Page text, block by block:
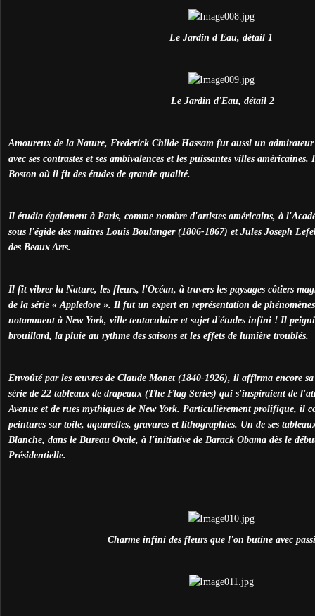
Le Jardin d'Eau, détail 1
Le Jardin d'Eau, détail 2
Amoureux de la Nature, Frederick Childe Hassam fut aussi un
avec ses contrastes et ses ambivalences et les puissantes villes
Boston où il fit des études de grande qualité.
Il étudia également à Paris, comme nombre d'artistes américains, à
sous l'égide des maîtres Louis Boulanger (1806-1867) et Jules Joseph
des Beaux Arts.
Il fit vibrer la Nature, les fleurs, l'Océan, à travers les paysages côtiers
de la série « Appledore ». Il fut un expert en représentation de
notamment à New York, ville tentaculaire et sujet d'études infini ! Il
brouillard, la pluie au rythme des saisons et les effets de lumière troublés.
Envoûté par les œuvres de Claude Monet (1840-1926), il affirma encore
série de 22 tableaux de drapeaux (The Flag Series) qui s'inspiraient de
Avenue et de rues mythiques de New York. Particulièrement prolifique, il
peintures sur toile, aquarelles, gravures et lithographies. Un de ses
Blanche, dans le Bureau Ovale, à l'initiative de Barack Obama dès le
Présidentielle.
Charme infini des fleurs que l'on butine avec